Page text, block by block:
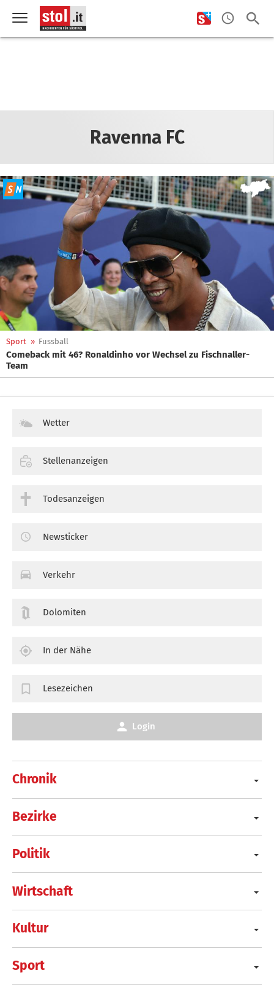
Ravenna FC
Sport » Fussball
Comeback mit 46? Ronaldinho vor Wechsel zu Fischnaller-
Team
Chronik
Bezirke
Politik
Wirtschaft
Kultur
Sport
Wetter
Stellenanzeigen
Todesanzeigen
Newsticker
Verkehr
Dolomiten
In der Nähe
Lesezeichen
Login